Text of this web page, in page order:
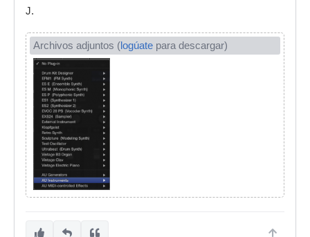
J.
Archivos adjuntos (logúate para descargar)